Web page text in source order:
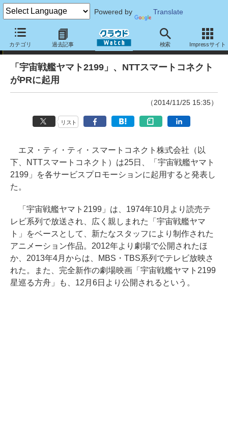
Powered by Translate
カテゴリ 過去記事 検索 Impressサイト
ニュース
「宇宙戦艦ヤマト2199」、NTTスマートコネクト
がPRに起用
（2014/11/25 15:35）
リスト
エヌ・ティ・ティ・スマートコネクト株式会社（以
下、NTTスマートコネクト）は25日、「宇宙戦艦ヤマト
2199」を各サービスプロモーションに起用すると発表し
た。
「宇宙戦艦ヤマト2199」は、1974年10月より読売テ
レビ系列で放送され、広く親しまれた「宇宙戦艦ヤマ
ト」をベースとして、新たなスタッフにより制作された
アニメーション作品。2012年より劇場で公開されたほ
か、2013年4月からは、MBS・TBS系列でテレビ放映さ
れた。また、完全新作の劇場映画「宇宙戦艦ヤマト2199
星巡る方舟」も、12月6日より公開されるという。